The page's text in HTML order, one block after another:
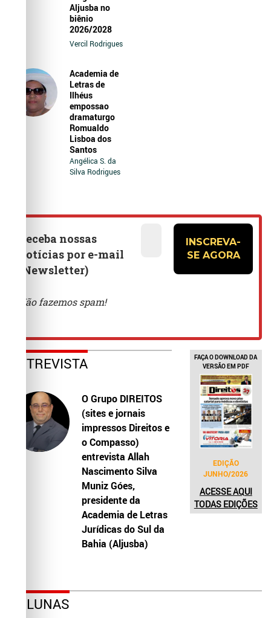
Aljusba no
biênio
2026/2028
Vercil Rodrigues
Academia de
Letras de
Ilhéus
empossao
dramaturgo
Romualdo
Lisboa dos
Santos
Angélica S. da
Silva Rodrigues
ENTREVISTA
O Grupo DIREITOS
(sites e jornais
impressos Direitos e
o Compasso)
entrevista Allah
Nascimento Silva
Muniz Góes,
presidente da
Academia de Letras
Jurídicas do Sul da
Bahia (Aljusba)
FAÇA O DOWNLOAD DA
VERSÃO EM PDF
EDIÇÃO
JUNHO/2026
ACESSE AQUI
TODAS EDIÇÕES
COLUNAS